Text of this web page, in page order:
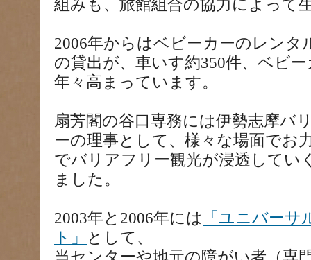
組みも、旅館組合の協力によって
2006年からはベビーカーのレンタ
の貸出が、車いす約350件、ベビ
年々高まっています。
扇芳閣の谷口専務には伊勢志摩バ
ーの理事として、様々な場面でお
でバリアフリー観光が浸透してい
ました。
2003年と2006年には
「ユニバー
ト」
として、